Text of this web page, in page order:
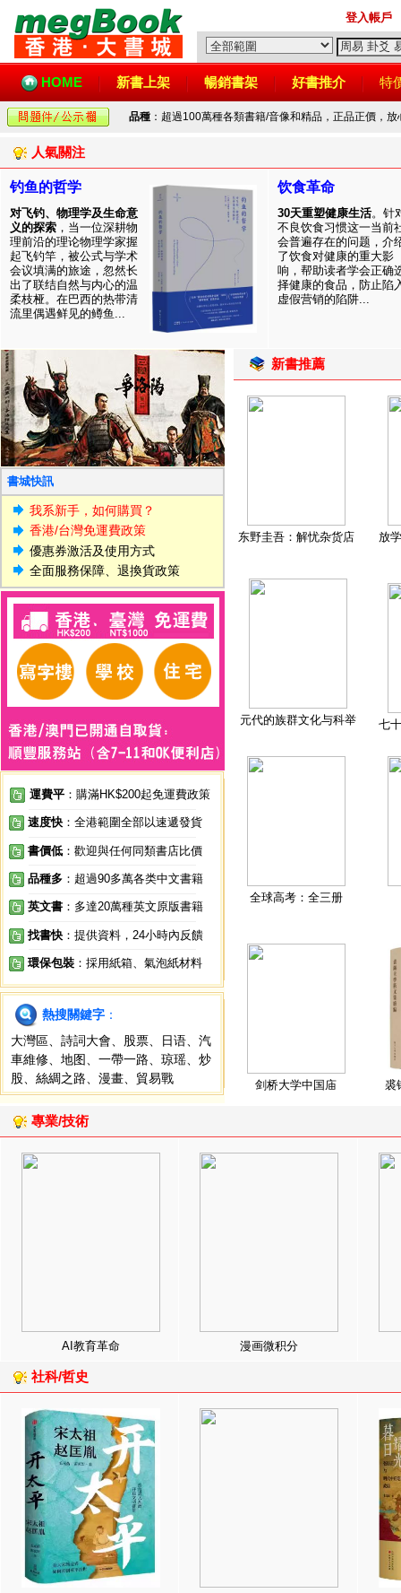
登入帳戶
HOME 新書上架 暢銷書架 好書推介 特
品種 ：超過100萬種各類書籍/音像和精品，正品正價，
人氣關注
钓鱼的哲学
对飞钓、物理学及生命意
义的探索 ，当一位深耕物
理前沿的理论物理学家握
起飞钓竿，被公式与学术
会议填满的旅途，忽然长
出了联结自然与内心的温
柔枝桠。在巴西的热带清
流里偶遇鲜见的鳟鱼...
饮食革命
30天重塑健康生活。针
不良饮食习惯这一当前
会普遍存在的问题，介
了饮食对健康的重大影
响，帮助读者学会正确
择健康的食品，防止陷
虚假营销的陷阱...
書城快訊
我系新手，如何購買？
香港/台灣免運費政策
優惠券激活及使用方式
全面服務保障、退換貨政策
運費平 ：購滿HK$200起免運費政策
速度快 ：全港範圍全部以速遞發貨
書價低 ：歡迎與任何同類書店比價
品種多 ：超過90多萬各类中文書籍
英文書 ：多達20萬種英文原版書籍
找書快 ：提供資料，24小時內反饋
環保包裝 ：採用紙箱、氣泡紙材料
熱搜關鍵字 ：
大灣區
詩詞大會 股票 日语
汽
車維修
地图 一帶一路 琼瑶
炒
股
絲綢之路 漫畫 貿易戰
新書推薦
东野圭吾：解忧杂货店 放
元代的族群文化与科举 七
全球高考：全三册
剑桥大学中国庙 裘
專業/技術
AI教育革命 漫画微积分
社科/哲史